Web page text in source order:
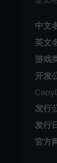
中文
英文
游戏
开发
发行
发行
官方